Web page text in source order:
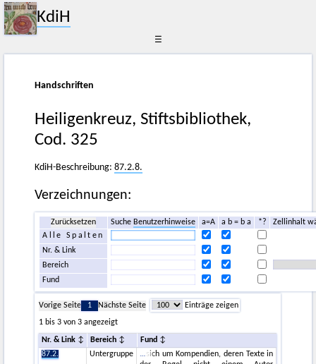
KdiH
☰
Handschriften
Heiligenkreuz, Stiftsbibliothek,
Cod. 325
KdiH-Beschreibung:87.2.8.
Verzeichnungen:
Zurücksetzen Suche Benutzerhinweise a=A a b = b a *?
Zellinhalt
Alle Spalten
Nr. & Link
Bereich
Fund
Vorige Seite 1 Nächste Seite
Einträge zeigen
1 bis 3 von 3 angezeigt
Nr. & Link Bereich
Fund
87.2.
Untergruppe
sich um Kompendien, deren Texte in